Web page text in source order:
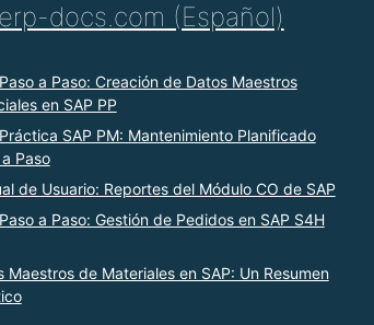
docs.com (Español)
a Paso: Creación de Datos Maestros
en SAP PP
SAP PM: Mantenimiento Planificado
Paso
de Usuario: Reportes del Módulo CO de SAP
a Paso: Gestión de Pedidos en SAP S4H
Maestros de Materiales en SAP: Un Resumen